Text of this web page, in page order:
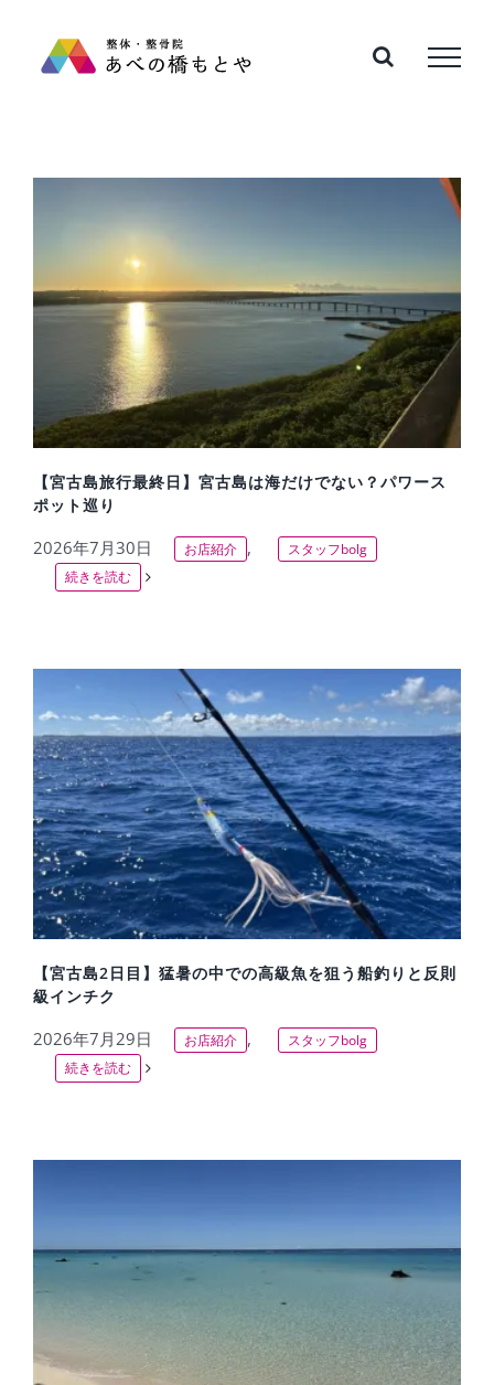
content
【宮古島旅行最終日】宮古島は海だけでない？パワース
ポット巡り
2026年7月30日 お店紹介 ,
スタッフbolg
続きを読む
【宮古島2日目】猛暑の中での高級魚を狙う船釣りと反則
級インチク
2026年7月29日 お店紹介 ,
スタッフbolg
続きを読む